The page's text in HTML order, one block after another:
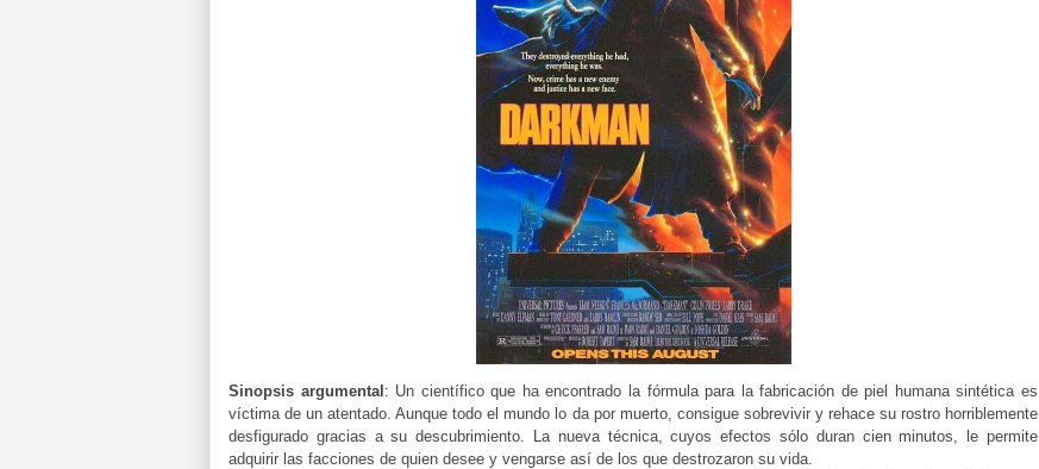
Sinopsis argumental : Un científico que ha encontrado la fórmula para la fabricación de piel humana sintética es
víctima de un atentado. Aunque todo el mundo lo da por muerto, consigue sobrevivir y rehace su rostro horriblemente
desfigurado gracias a su descubrimiento. La nueva técnica, cuyos efectos sólo duran cien minutos, le permite
adquirir las facciones de quien desee y vengarse así de los que destrozaron su vida.